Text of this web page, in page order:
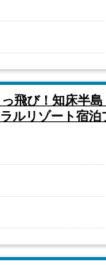
飛び！知床半
ルリゾート宿泊